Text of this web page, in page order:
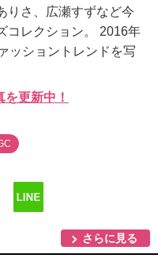
りさ、広瀬すずなど今
コレクション。 2016年
ッショントレンドを写
更新中！
さらに見る